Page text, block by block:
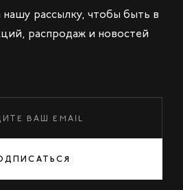
рассылку, чтобы быть в
распродаж и новостей